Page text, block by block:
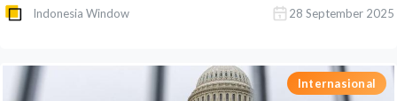
Indonesia Window 28 September 2025
Internasional